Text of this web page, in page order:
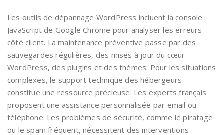
Les outils de dépannage WordPress incluent la console
JavaScript de Google Chrome pour analyser les erreurs
côté client. La maintenance préventive passe par des
sauvegardes régulières, des mises à jour du cœur
WordPress, des plugins et des thèmes. Pour les situations
complexes, le support technique des hébergeurs
constitue une ressource précieuse. Les experts français
proposent une assistance personnalisée par email ou
téléphone. Les problèmes de sécurité, comme le piratage
ou le spam fréquent, nécessitent des interventions